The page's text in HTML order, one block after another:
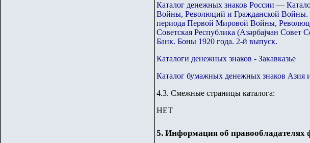
Каталог денежных знаков России —
Войны, Революций и Гражданской Войны.
периода Первой Мировой Войны,
Советская Республика (Азәрбајҹан Совет
Банк. Боны 1920 года. 2-й выпуск.
Каталоги денежных знаков - Закавказье
Каталог бумажных денежных знаков Азия
4.3. Смежные страницы каталога:
НЕТ
5. Информация об правообладателях